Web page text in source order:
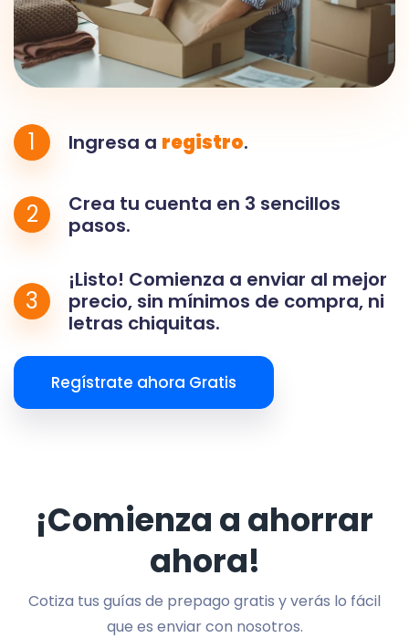
1 Ingresa a registro.
2
Crea tu cuenta en 3 sencillos
pasos.
3
¡Listo! Comienza a enviar al mejor
precio, sin mínimos de compra, ni
letras chiquitas.
Regístrate ahora Gratis
¡Comienza a ahorrar
ahora!
Cotiza tus guías de prepago gratis y verás lo fácil
que es enviar con nosotros.